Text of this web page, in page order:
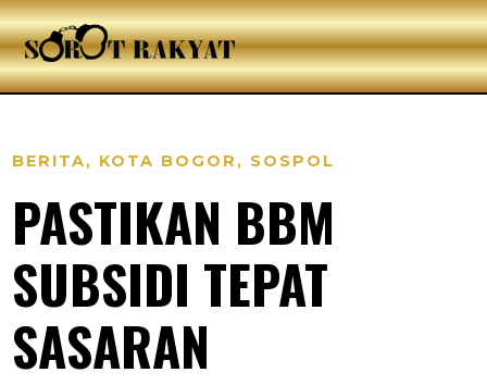
BERITA, KOTA BOGOR , SOSPOL
PASTIKAN BBM
SUBSIDI TEPAT
SASARAN